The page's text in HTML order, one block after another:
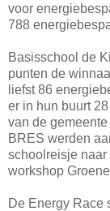
voor
788
Basisschool de
punten de
liefst 86
er in hun buurt
van de
BRES werden
schoolreisje
workshop
De Energy Race